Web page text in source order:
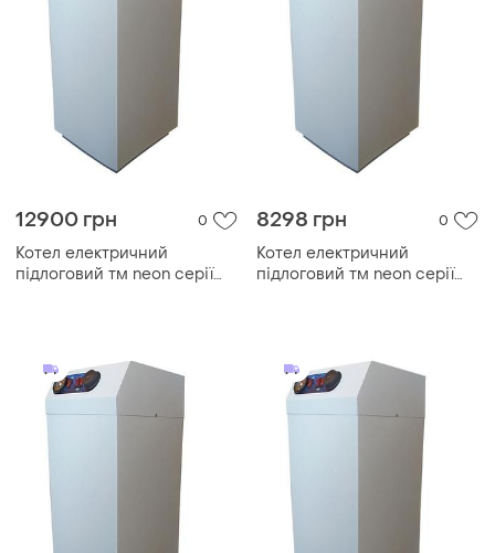
12900 грн 0
Котел електричний
підлоговий тм neon серії
8298 грн 0
Котел електричний
підлоговий тм neon серії